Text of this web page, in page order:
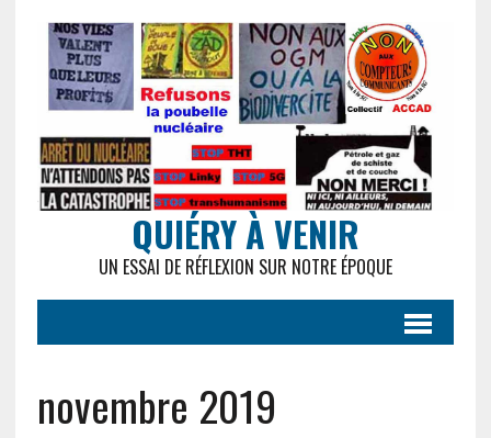
QUIÉRY À VENIR
UN ESSAI DE RÉFLEXION SUR NOTRE ÉPOQUE
novembre 2019